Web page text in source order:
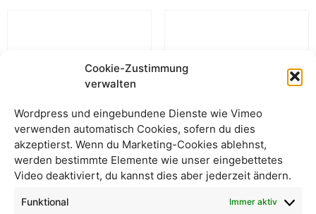
Cookie-Zustimmung
verwalten
Wordpress und eingebundene Dienste wie Vimeo
verwenden automatisch Cookies, sofern du dies
akzeptierst. Wenn du Marketing-Cookies ablehnst,
werden bestimmte Elemente wie unser eingebettetes
Video deaktiviert, du kannst dies aber jederzeit ändern.
Funktional Immer aktiv
Cocktailtomaten Zucchini mittelgroß